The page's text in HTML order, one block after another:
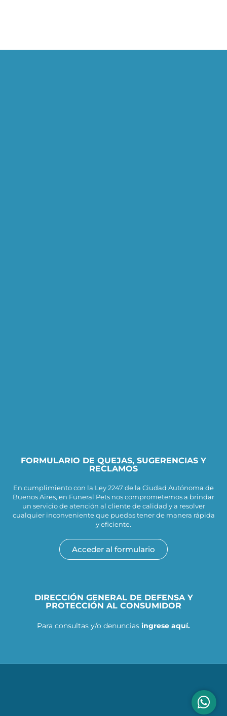
FORMULARIO DE QUEJAS, SUGERENCIAS Y
RECLAMOS
En cumplimiento con la Ley 2247 de la Ciudad Autónoma de
Buenos Aires, en Funeral Pets nos comprometemos a brindar
un servicio de atención al cliente de calidad y a resolver
cualquier inconveniente que puedas tener de manera rápida
y eficiente.
Acceder al formulario
DIRECCIÓN GENERAL DE DEFENSA Y
PROTECCIÓN AL CONSUMIDOR
Para consultas y/o denuncias ingrese aquí.